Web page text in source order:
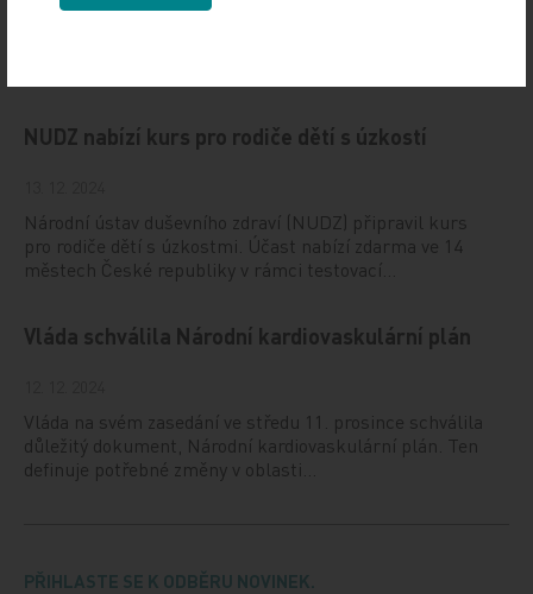
NUDZ nabízí kurs pro rodiče dětí s úzkostí
Národní ústav duševního zdraví (NUDZ) připravil kurs
pro rodiče dětí s úzkostmi. Účast nabízí zdarma ve 14
městech České republiky v rámci testovací…
Vláda schválila Národní kardiovaskulární plán
Vláda na svém zasedání ve středu 11. prosince schválila
důležitý dokument, Národní kardiovaskulární plán. Ten
definuje potřebné změny v oblasti…
PŘIHLASTE SE K ODBĚRU NOVINEK.